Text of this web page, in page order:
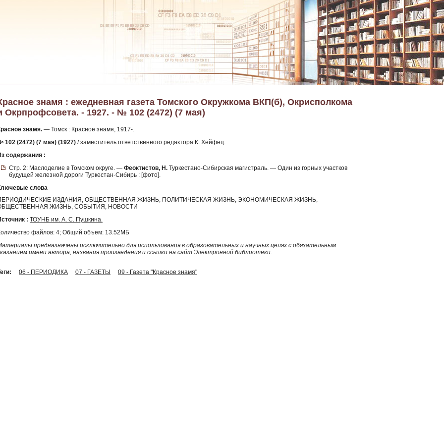
знамя : ежедневная газета Томского Окружкома ВКП(б), Окрисполкома
Окрпрофсовета. - 1927. - № 102 (2472) (7 мая)
знамя. — Томск : Красное знамя, 1917-.
102 (2472) (7 мая) (1927) / заместитель ответственного редактора К. Хейфец.
содержания :
Стр. 2: Маслоделие в Томском округе. — Феоктистов, Н. Туркестано-Сибирская магистраль. — Один из горных участков
будущей железной дороги Туркестан-Сибирь : [фото].
слова
ИЗДАНИЯ, ОБЩЕСТВЕННАЯ ЖИЗНЬ, ПОЛИТИЧЕСКАЯ ЖИЗНЬ, ЭКОНОМИЧЕСКАЯ ЖИЗНЬ,
ЖИЗНЬ, СОБЫТИЯ, НОВОСТИ
: ТОУНБ им. А. С. Пушкина.
файлов: 4; Общий объем: 13.52МБ
предназначены исключительно для использования в образовательных и научных целях с обязательным
имени автора, названия произведения и ссылки на сайт Электронной библиотеки.
06 - ПЕРИОДИКА 07 - ГАЗЕТЫ 09 - Газета "Красное знамя"